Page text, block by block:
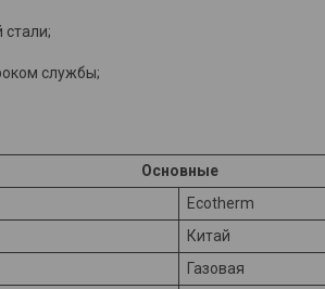
службы;
Основные
Ecotherm
Китай
Газовая